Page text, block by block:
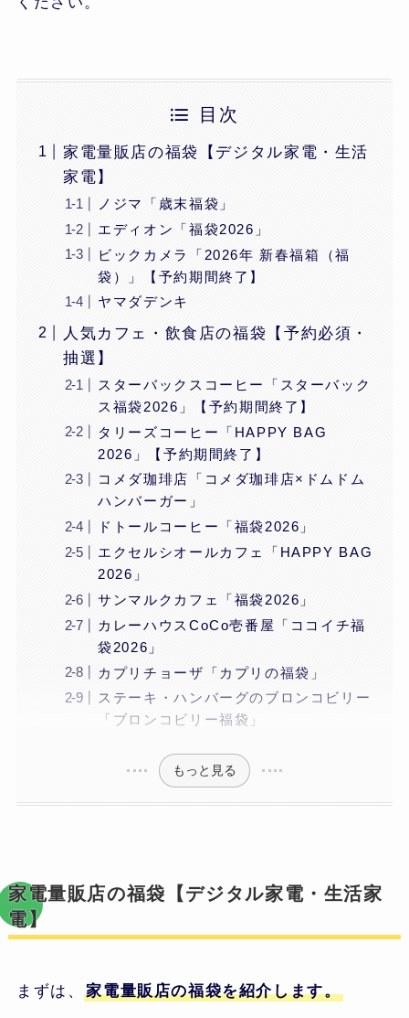
目次
家電量販店の福袋【デジタル家電・生活
家電】
ノジマ「歳末福袋」
エディオン「福袋2026」
ビックカメラ「2026年 新春福箱（福
袋）」【予約期間終了】
ヤマダデンキ
人気カフェ・飲食店の福袋【予約必須・
抽選】
スターバックスコーヒー「スターバック
ス福袋2026」【予約期間終了】
タリーズコーヒー「HAPPY BAG
2026」【予約期間終了】
コメダ珈琲店「コメダ珈琲店×ドムドム
ハンバーガー」
ドトールコーヒー「福袋2026」
エクセルシオールカフェ「HAPPY BAG
2026」
サンマルクカフェ「福袋2026」
カレーハウスCoCo壱番屋「ココイチ福
袋2026」
カプリチョーザ「カプリの福袋」
ステーキ・ハンバーグのブロンコビリー
「ブロンコビリー福袋」
もっと見る
家電量販店の福袋【デジタル家電・生活家
電】
まずは、家電量販店の福袋を紹介します。